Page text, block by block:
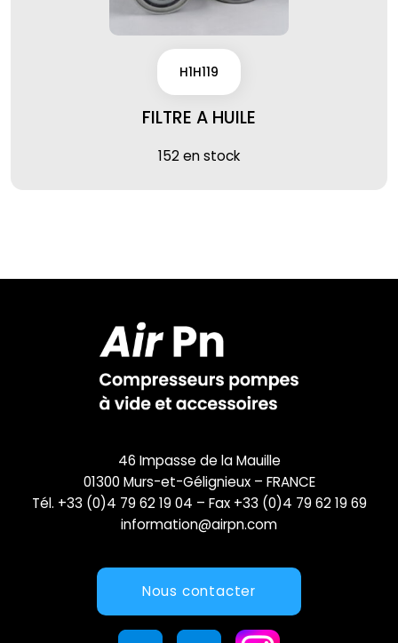
H1H119
FILTRE A HUILE
152 en stock
46 Impasse de la Mauille
01300 Murs-et-Gélignieux – FRANCE
Tél. +33 (0)4 79 62 19 04 – Fax +33 (0)4 79 62 19 69
information@airpn.com
Nous contacter